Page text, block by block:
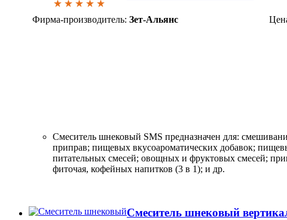
Фирма-производитель: Зет-Альянс
Смеситель шнековый SMS предназначен для:
приправ; пищевых вкусоароматических добавок;
питательных смесей; овощных и фруктовых смесей;
фиточая, кофейных напитков (3 в 1); и др.
Смеситель шнековый